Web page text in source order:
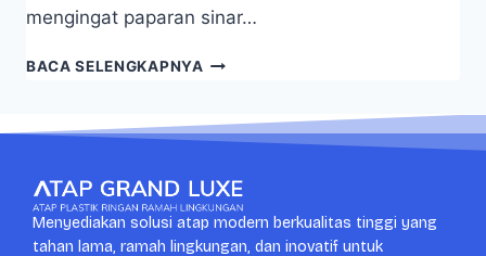
mengingat paparan sinar…
BACA SELENGKAPNYA
Menyediakan solusi atap modern berkualitas tinggi yang
tahan lama, ramah lingkungan, dan inovatif untuk